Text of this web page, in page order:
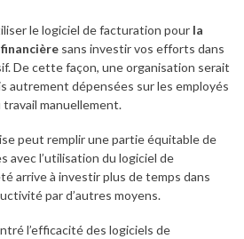
le logiciel de facturation pour la
financière sans investir vos efforts dans
De cette façon, une organisation serait
autrement dépensées sur les employés
manuellement.
peut remplir une partie équitable de
avec l’utilisation du logiciel de
arrive à investir plus de temps dans
par d’autres moyens.
l’efficacité des logiciels de